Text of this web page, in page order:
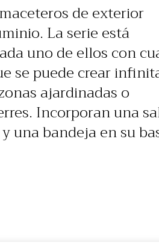
de exterior
La serie está
uno de ellos con
se puede crear
ajardinadas o
Incorporan una
una bandeja en su